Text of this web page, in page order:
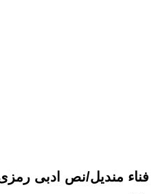
فناء منديل/نص ادبى